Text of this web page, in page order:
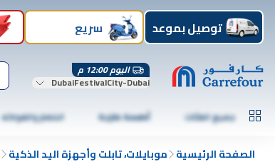
توصيل بموعد سريع
اليوم 12:00 م
DubaiFestivalCity-Dubai
جميع الفئات أطعمة طازجة الخضار والفواكه
الصفحة الرئيسية موبايلات، تابلت وأجهزة اليد الذكية